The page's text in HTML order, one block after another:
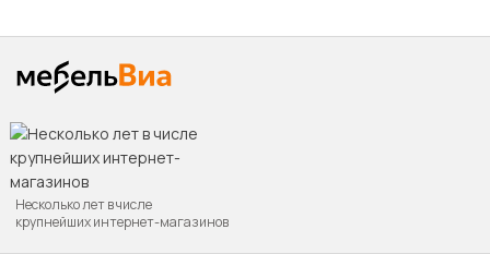
Несколько лет в числе
крупнейших интернет-магазинов